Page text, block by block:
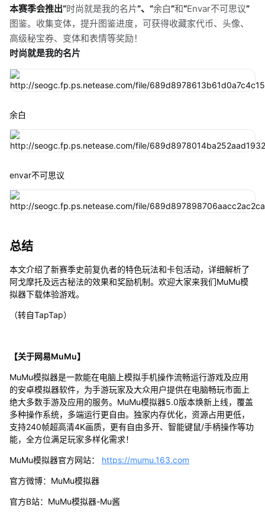
本赛季会推出“时尚就是我的名片”、“余白”和“Envar不可思议”
图鉴。收集变体，提升图鉴进度，可获得收藏家代币、头像、
高级秘宝券、变体和表情等奖励！
时尚就是我的名片
余白
envar不可思议
总结
本文介绍了新赛季史前复仇者的特色玩法和卡包活动，详细解析了
阿戈摩托及远古秘法的效果和奖励机制。欢迎大家来我们MuMu模
拟器下载体验游戏。
（转自TapTap）
【关于网易MuMu】
MuMu模拟器是一款能在电脑上模拟手机操作流畅运行游戏及应用
的安卓模拟器软件，为手游玩家及大众用户提供在电脑畅玩市面上
绝大多数手游及应用的服务。MuMu模拟器5.0版本焕新上线，覆盖
多种操作系统，多端运行更自由。独家内存优化，资源占用更低，
支持240帧超高清4K画质，更有自由多开、智能键鼠/手柄操作等功
能，全方位满足玩家多样化需求！
MuMu模拟器官方网站： https://mumu.163.com
官方微博：MuMu模拟器
官方B站：MuMu模拟器-Mu酱